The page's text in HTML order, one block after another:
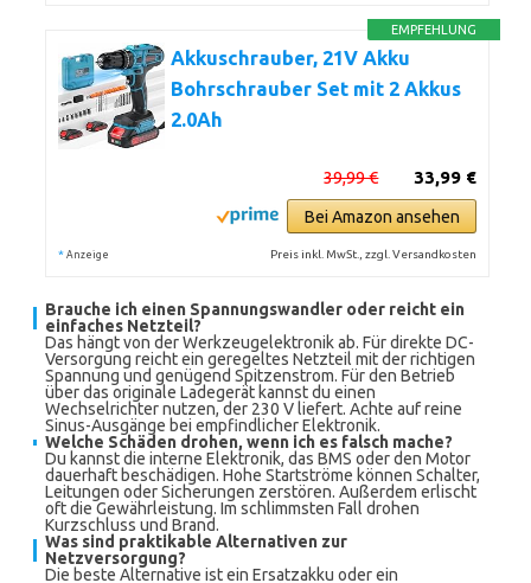
EMPFEHLUNG
Akkuschrauber, 21V Akku
Bohrschrauber Set mit 2 Akkus
2.0Ah
33,99 €
39,99 €
Bei Amazon ansehen
* Anzeige Preis inkl. MwSt., zzgl. Versandkosten
Brauche ich einen Spannungswandler oder reicht ein
einfaches Netzteil?
Das hängt von der Werkzeugelektronik ab. Für direkte DC-
Versorgung reicht ein geregeltes Netzteil mit der richtigen
Spannung und genügend Spitzenstrom. Für den Betrieb
über das originale Ladegerät kannst du einen
Wechselrichter nutzen, der 230 V liefert. Achte auf reine
Sinus-Ausgänge bei empfindlicher Elektronik.
Welche Schäden drohen, wenn ich es falsch mache?
Du kannst die interne Elektronik, das BMS oder den Motor
dauerhaft beschädigen. Hohe Startströme können Schalter,
Leitungen oder Sicherungen zerstören. Außerdem erlischt
oft die Gewährleistung. Im schlimmsten Fall drohen
Kurzschluss und Brand.
Was sind praktikable Alternativen zur
Netzversorgung?
Die beste Alternative ist ein Ersatzakku oder ein